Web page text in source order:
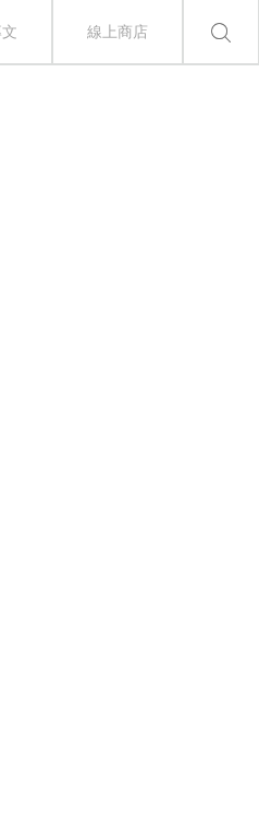
線上商店